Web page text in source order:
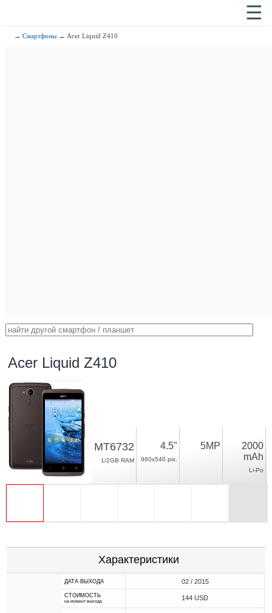
☰
→Смартфоны → Acer Liquid Z410
Acer Liquid Z410
MT6732
1/2GB RAM
4.5"
960x540 pix.
5MP
2000
mAh
Li-Po
Характеристики
ДАТА ВЫХОДА 02 / 2015
СТОИМОСТЬ
на момент выхода 144 USD